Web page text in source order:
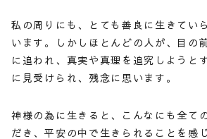
私の周りにも、とても善良に生きてい
います。しかしほとんどの人が、目の
に追われ、真実や真理を追究しようと
に見受けられ、残念に思います。
神様の為に生きると、こんなにも全て
だき、平安の中で生きられることを感